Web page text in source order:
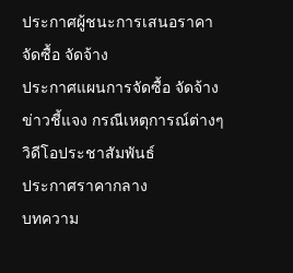
ประกาศผู้ชนะการเสนอราคา
จัดซื้อ จัดจ้าง
ประกาศแผนการจัดซื้อ จัดจ้าง
ข่าวชี้แจง กรณีเหตุการณ์ต่างๆ
วิดีโอประชาสัมพันธ์
ประกาศราคากลาง
บทความ